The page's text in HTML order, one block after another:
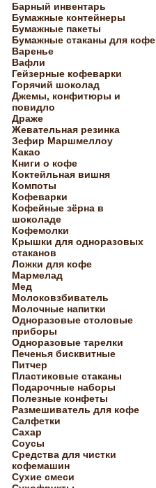
Барный инвентарь
Бумажные контейнеры
Бумажные пакеты
Бумажные стаканы для кофе
Варенье
Вафли
Гейзерные кофеварки
Горячий шоколад
Джемы, конфитюры и
повидло
Драже
Жевательная резинка
Зефир Маршмеллоу
Какао
Книги о кофе
Коктейльная вишня
Компоты
Кофеварки
Кофейные зёрна в
шоколаде
Кофемолки
Крышки для одноразовых
стаканов
Ложки для кофе
Мармелад
Мед
Молоковзбиватель
Молочные напитки
Одноразовые столовые
приборы
Одноразовые тарелки
Печенья бисквитные
Питчер
Пластиковые стаканы
Подарочные наборы
Полезные конфеты
Размешиватель для кофе
Салфетки
Сахар
Соусы
Средства для чистки
кофемашин
Сухие смеси